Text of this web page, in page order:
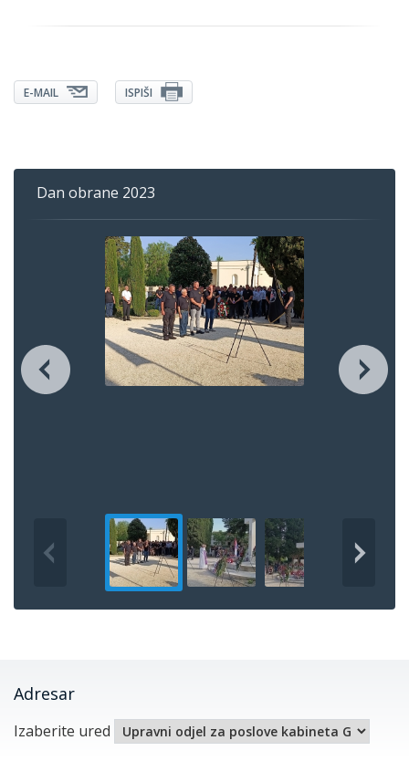
E-MAIL ISPIŠI
Dan obrane 2023
Adresar
Izaberite ured